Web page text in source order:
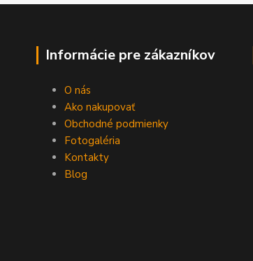
Informácie pre zákazníkov
O nás
Ako nakupovať
Obchodné podmienky
Fotogaléria
Kontakty
Blog